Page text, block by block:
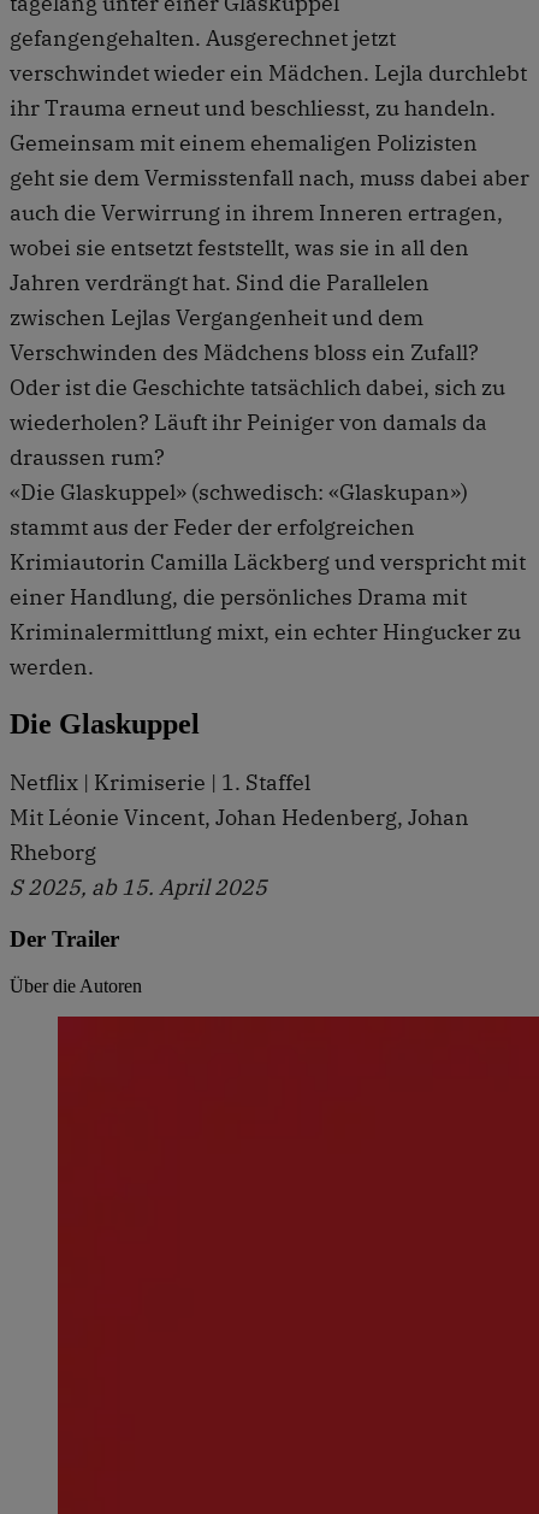
gefangengehalten. Ausgerechnet jetzt
verschwindet wieder ein Mädchen. Lejla durchlebt
ihr Trauma erneut und beschliesst, zu handeln.
Gemeinsam mit einem ehemaligen Polizisten
geht sie dem Vermisstenfall nach, muss dabei aber
auch die Verwirrung in ihrem Inneren ertragen,
wobei sie entsetzt feststellt, was sie in all den
Jahren verdrängt hat. Sind die Parallelen
zwischen Lejlas Vergangenheit und dem
Verschwinden des Mädchens bloss ein Zufall?
Oder ist die Geschichte tatsächlich dabei, sich zu
wiederholen? Läuft ihr Peiniger von damals da
draussen rum?
«Die Glaskuppel» (schwedisch: «Glaskupan»)
stammt aus der Feder der erfolgreichen
Krimiautorin Camilla Läckberg und verspricht mit
einer Handlung, die persönliches Drama mit
Kriminalermittlung mixt, ein echter Hingucker zu
werden.
Die Glaskuppel
Netflix | Krimiserie | 1. Staffel
Mit Léonie Vincent, Johan Hedenberg, Johan
Rheborg
S 2025, ab 15. April 2025
Der Trailer
Über die Autoren